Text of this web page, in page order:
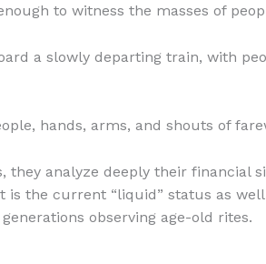
to witness the masses of
a slowly departing train, with
hands, arms, and shouts of
they analyze deeply their financial
is the current “liquid” status as
observing age-old rites.